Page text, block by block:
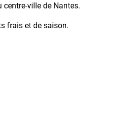
ville de Nantes.
frais et de saison.